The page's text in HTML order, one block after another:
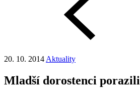
20. 10. 2014 Aktuality
Mladší dorostenci